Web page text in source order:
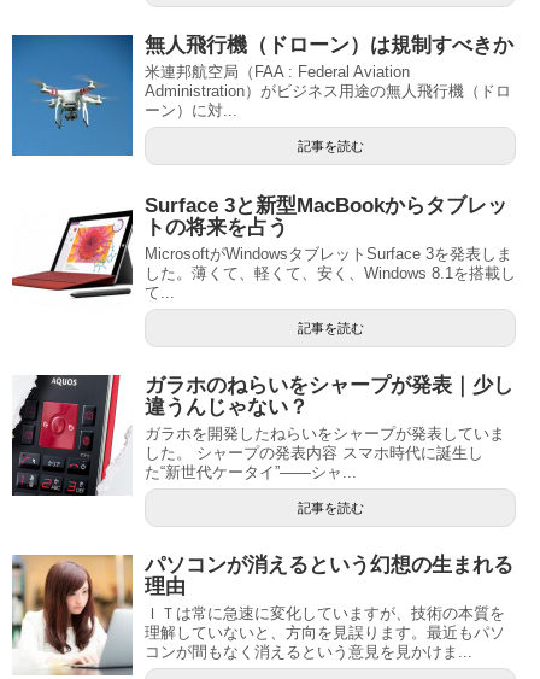
無人飛行機（ドローン）は規制すべきか
米連邦航空局（FAA : Federal Aviation
Administration）がビジネス用途の無人飛行機（ドロ
ーン）に対...
記事を読む
Surface 3と新型MacBookからタブレッ
トの将来を占う
MicrosoftがWindowsタブレットSurface 3を発表しま
した。薄くて、軽くて、安く、Windows 8.1を搭載し
て...
記事を読む
ガラホのねらいをシャープが発表｜少し
違うんじゃない？
ガラホを開発したねらいをシャープが発表していま
した。 シャープの発表内容 スマホ時代に誕生し
た“新世代ケータイ”――シャ...
記事を読む
パソコンが消えるという幻想の生まれる
理由
ＩＴは常に急速に変化していますが、技術の本質を
理解していないと、方向を見誤ります。最近もパソ
コンが間もなく消えるという意見を見かけま...